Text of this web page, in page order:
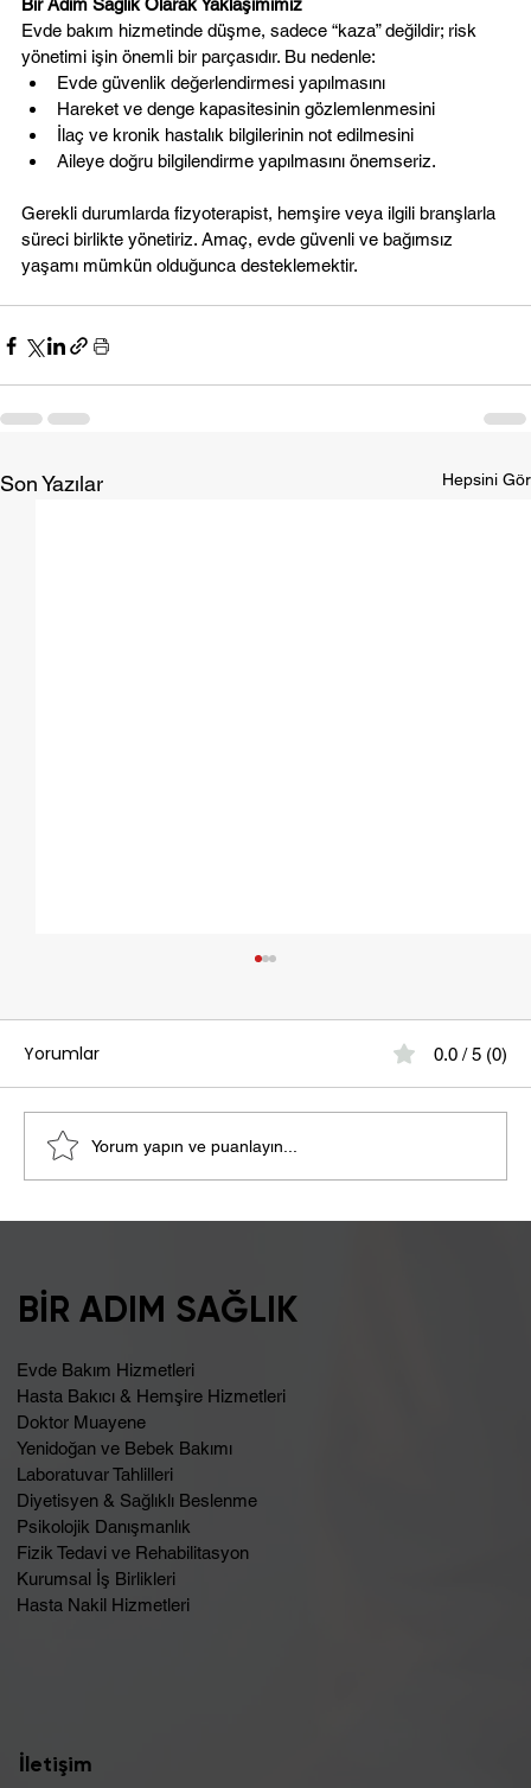
Bir Adım Sağlık Olarak Yaklaşımımız
Evde bakım hizmetinde düşme, sadece “kaza” değildir; risk
yönetimi işin önemli bir parçasıdır. Bu nedenle:
Evde güvenlik değerlendirmesi yapılmasını
Hareket ve denge kapasitesinin gözlemlenmesini
İlaç ve kronik hastalık bilgilerinin not edilmesini
Aileye doğru bilgilendirme yapılmasını önemseriz.
Gerekli durumlarda fizyoterapist, hemşire veya ilgili branşlarla
süreci birlikte yönetiriz. Amaç, evde güvenli ve bağımsız
yaşamı mümkün olduğunca desteklemektir.
Son Yazılar Hepsini Gör
Yorumlar 0.0 / 5 (0)
Yorum yapın ve puanlayın...
BİR ADIM SAĞLIK
Evde Bakım Hizmetleri
Hasta Bakıcı & Hemşire Hizmetleri
Doktor Muayene
Yenidoğan ve Bebek Bakımı
Laboratuvar Tahlilleri
Diyetisyen & Sağlıklı Beslenme
Psikolojik Danışmanlık
Fizik Tedavi ve Rehabilitasyon
Kurumsal İş Birlikleri
Hasta Nakil Hizmetleri
İletişim